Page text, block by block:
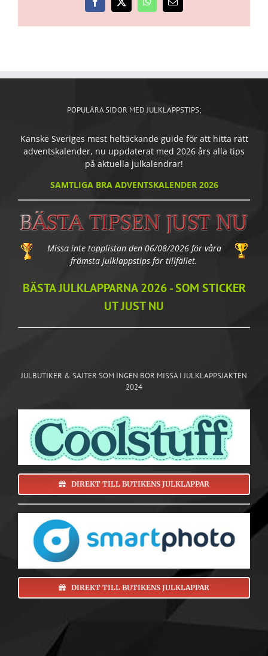
Facebook
X WhatsApp
E-
POPULÄRA SIDOR MED JULKLAPPSTIPS;
Kanske Sveriges mest heltäckande guide för att hitta rätt
adventskalender, nu uppdaterat med 2026 års alla tips
på aktuella julkalendrar!
SAMTLIGA BRA ADVENTSKALENDER 2026
Missa inte topplistan den 06/08/2026 för våra
främsta julklappstips för tillfället.
BÄSTA JULKLAPPARNA 2026 - SOM STICKER
UT JUST NU
JULBUTIKER & SAJTER SOM INGEN BÖR MISSA I JULKLAPPSJAKTEN
2024
DIREKT TILL BUTIKENS JULKLAPPAR
DIREKT TILL BUTIKENS JULKLAPPAR